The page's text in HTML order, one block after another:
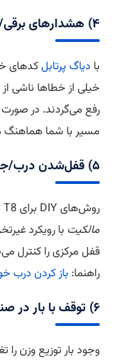
۴) هشدارهای برقی/چراغ چک
با دیاگ پرتابلکدهای
خیلی از خطاها ناشی
رفع می‌گردند. در صورت
مسیر با شما
۵) قفل‌شدن درب/جاماندن کلید
روش‌های DIY برای T8 توصیه نمی‌شود. تیم ما پس از
مالکیت با رویکرد
قفل مرکزی را کنترل
راهنما: باز کردن درب
۶) توقف با بار در صندوق/اتاق
وجود بار توزیع وزن